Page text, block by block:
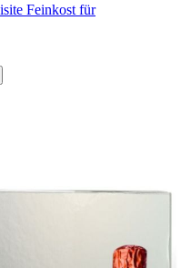
Feinkost für